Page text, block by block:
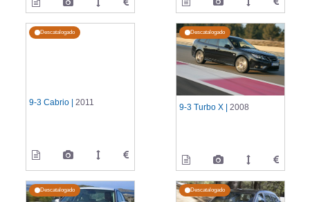
Descatalogado
9-3 Cabrio | 2011
Descatalogado
9-3 Turbo X | 2008
Descatalogado Descatalogado